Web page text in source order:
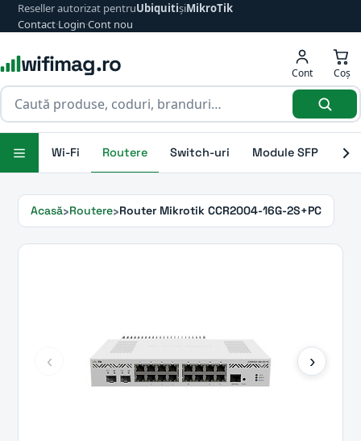
Reseller autorizat pentruUbiquitișiMikroTik
Contact·Login·Cont nou
wifimag.ro Cont Coș
Wi-Fi Routere Switch-uri Module SFP
Acasă Routere Router Mikrotik CCR2004-16G-2S+PC
‹ ›